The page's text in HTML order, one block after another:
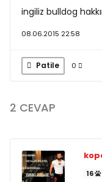
ingiliz bulldog
08.06.2015 22:58
Patile 0
2 CEVAP
16